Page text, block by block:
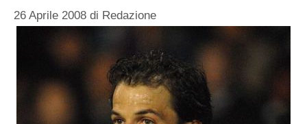
26 Aprile 2008 di Redazione